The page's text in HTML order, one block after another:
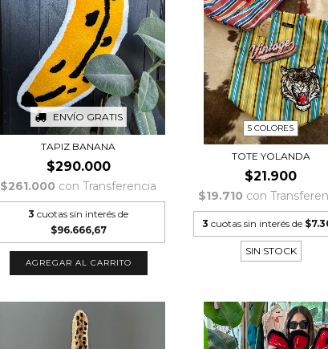
ENVÍO GRATIS
TAPIZ BANANA
$290.000
$261.000 con Transferencia
3 cuotas sin interés de
$96.666,67
5 COLORES
TOTE YOLANDA
$21.900
$19.710 con
3 cuotas sin interés de
SIN STOCK